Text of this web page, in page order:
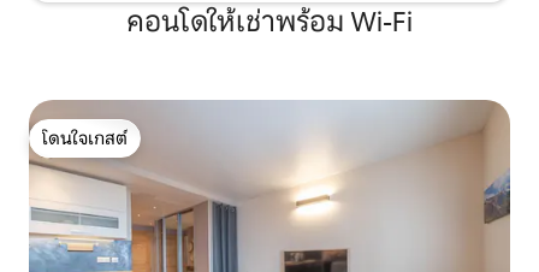
คอนโดให้เช่าพร้อม Wi-Fi
โดนใจเกสต์
โดนใจเกสต์